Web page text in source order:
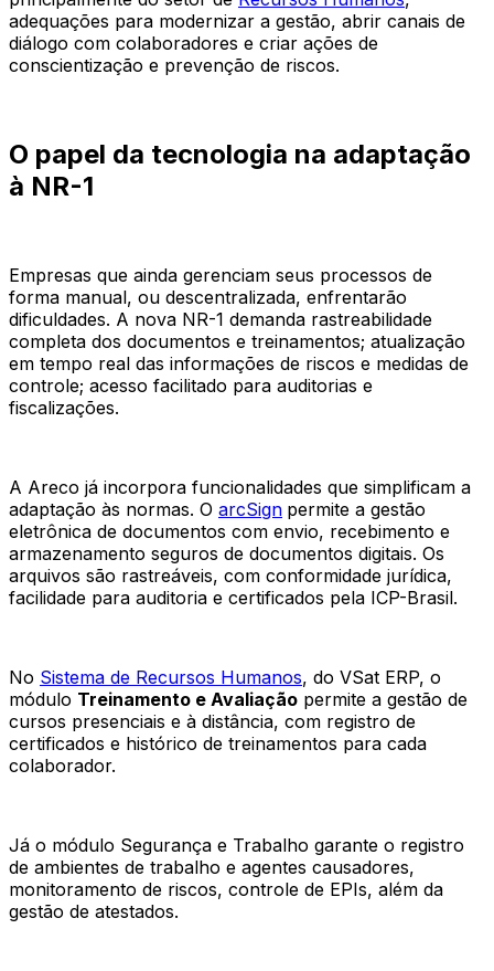
adequações para modernizar a gestão, abrir canais de
diálogo com colaboradores e criar ações de
conscientização e prevenção de riscos.
O papel da tecnologia na adaptação
à NR-1
Empresas que ainda gerenciam seus processos de
forma manual, ou descentralizada, enfrentarão
dificuldades. A nova NR-1 demanda rastreabilidade
completa dos documentos e treinamentos; atualização
em tempo real das informações de riscos e medidas de
controle; acesso facilitado para auditorias e
fiscalizações.
A Areco já incorpora funcionalidades que simplificam a
adaptação às normas. O arcSign permite a gestão
eletrônica de documentos com envio, recebimento e
armazenamento seguros de documentos digitais. Os
arquivos são rastreáveis, com conformidade jurídica,
facilidade para auditoria e certificados pela ICP-Brasil.
No Sistema de Recursos Humanos, do VSat ERP, o
módulo Treinamento e Avaliação permite a gestão de
cursos presenciais e à distância, com registro de
certificados e histórico de treinamentos para cada
colaborador.
Já o módulo Segurança e Trabalho garante o registro
de ambientes de trabalho e agentes causadores,
monitoramento de riscos, controle de EPIs, além da
gestão de atestados.